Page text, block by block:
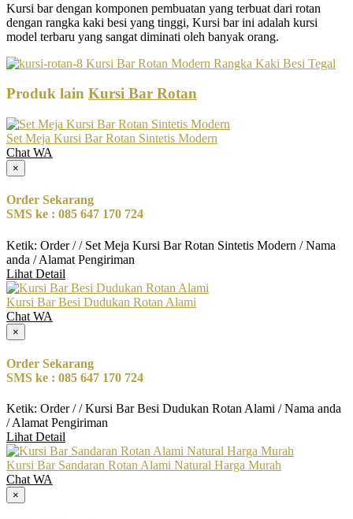
Kursi bar dengan komponen pembuatan yang terbuat dari rotan
dengan rangka kaki besi yang tinggi, Kursi bar ini adalah kursi
model terbaru yang sangat diminati oleh banyak orang.
Produk lain Kursi Bar Rotan
Set Meja Kursi Bar Rotan Sintetis Modern
Chat WA
×
Order Sekarang
SMS ke : 085 647 170 724
Ketik: Order / / Set Meja Kursi Bar Rotan Sintetis Modern / Nama
anda / Alamat Pengiriman
Lihat Detail
Kursi Bar Besi Dudukan Rotan Alami
Chat WA
×
Order Sekarang
SMS ke : 085 647 170 724
Ketik: Order / / Kursi Bar Besi Dudukan Rotan Alami / Nama anda
/ Alamat Pengiriman
Lihat Detail
Kursi Bar Sandaran Rotan Alami Natural Harga Murah
Chat WA
×